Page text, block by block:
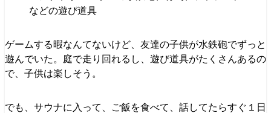
ゲームする暇なんてないけど、友達の子供が水鉄砲でずっと
遊んでいた。庭で走り回れるし、遊び道具がたくさんあるの
で、子供は楽しそう。
でも、サウナに入って、ご飯を食べて、話してたらすぐ１日